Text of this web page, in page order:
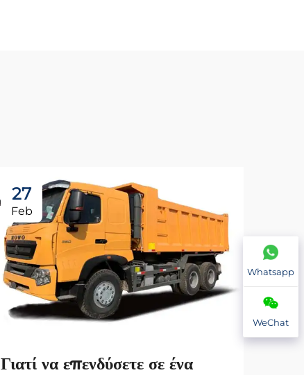
27
Feb
Γιατί να επενδύσετε σε ένα
Whatsapp
WeChat